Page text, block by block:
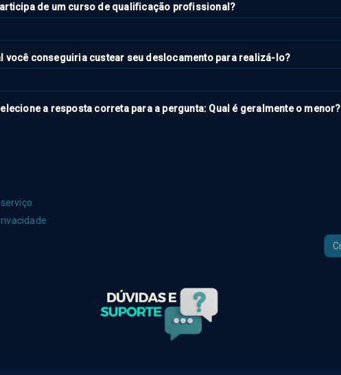
de um curso de qualificação profissional?
você conseguiria custear seu deslocamento para realizá-lo?
a resposta correta para a pergunta: Qual é geralmente o menor?